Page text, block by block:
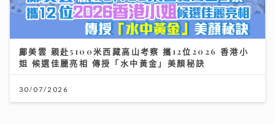
鄺美雲 親赴5100米西藏高山考察 攜12位2026 香港小
姐 候選佳麗亮相 傳授「水中黃金」美顏秘訣
30/07/2026